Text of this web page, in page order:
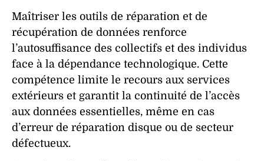
Maîtriser les outils de réparation et de
récupération de données renforce
l’autosuffisance des collectifs et des individus
face à la dépendance technologique. Cette
compétence limite le recours aux services
extérieurs et garantit la continuité de l’accès
aux données essentielles, même en cas
d’erreur de réparation disque ou de secteur
défectueux.